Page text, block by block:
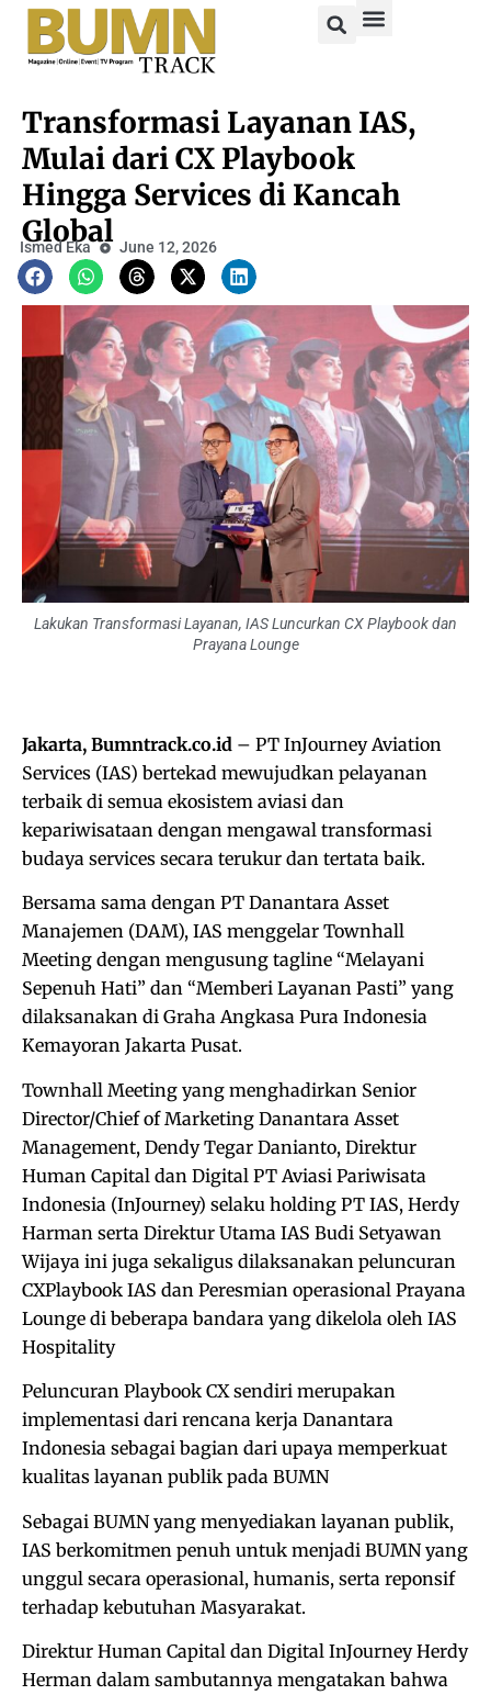
Transformasi Layanan IAS,
Mulai dari CX Playbook
Hingga Services di Kancah
Global
Ismed Eka June 12, 2026
Lakukan Transformasi Layanan, IAS Luncurkan CX Playbook dan
Prayana Lounge
Jakarta, Bumntrack.co.id – PT InJourney Aviation
Services (IAS) bertekad mewujudkan pelayanan
terbaik di semua ekosistem aviasi dan
kepariwisataan dengan mengawal transformasi
budaya services secara terukur dan tertata baik.
Bersama sama dengan PT Danantara Asset
Manajemen (DAM), IAS menggelar Townhall
Meeting dengan mengusung tagline “Melayani
Sepenuh Hati” dan “Memberi Layanan Pasti” yang
dilaksanakan di Graha Angkasa Pura Indonesia
Kemayoran Jakarta Pusat.
Townhall Meeting yang menghadirkan Senior
Director/Chief of Marketing Danantara Asset
Management, Dendy Tegar Danianto, Direktur
Human Capital dan Digital PT Aviasi Pariwisata
Indonesia (InJourney) selaku holding PT IAS, Herdy
Harman serta Direktur Utama IAS Budi Setyawan
Wijaya ini juga sekaligus dilaksanakan peluncuran
CXPlaybook IAS dan Peresmian operasional Prayana
Lounge di beberapa bandara yang dikelola oleh IAS
Hospitality
Peluncuran Playbook CX sendiri merupakan
implementasi dari rencana kerja Danantara
Indonesia sebagai bagian dari upaya memperkuat
kualitas layanan publik pada BUMN
Sebagai BUMN yang menyediakan layanan publik,
IAS berkomitmen penuh untuk menjadi BUMN yang
unggul secara operasional, humanis, serta reponsif
terhadap kebutuhan Masyarakat.
Direktur Human Capital dan Digital InJourney Herdy
Herman dalam sambutannya mengatakan bahwa